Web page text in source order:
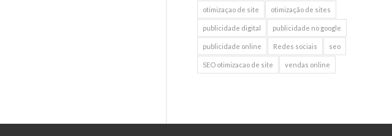
otimizaçao de site otimização de sites
publicidade digital publicidade no google
publicidade online Redes sociais seo
SEO otimizacao de site vendas online